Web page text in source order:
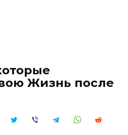
Жизнь после